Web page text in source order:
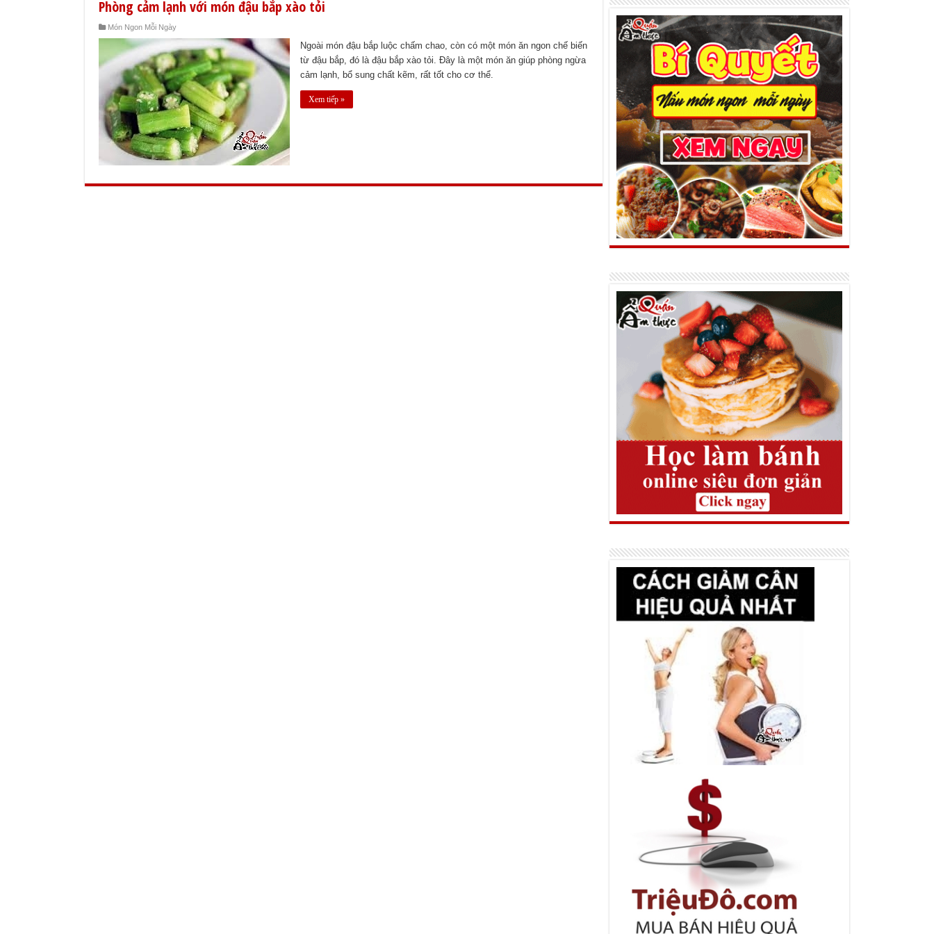
Phòng cảm lạnh với món đậu bắp xào tỏi
Món Ngon Mỗi Ngày
Ngoài món đậu bắp luộc chấm chao, còn có một món ăn ngon chế biến
từ đậu bắp, đó là đậu bắp xào tỏi. Đây là một món ăn giúp phòng ngừa
cảm lạnh, bổ sung chất kẽm, rất tốt cho cơ thể.
Xem tiếp »